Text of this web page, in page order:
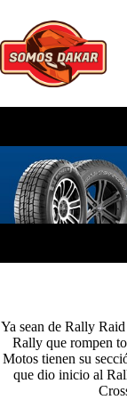
contenido
Ya sean de Rally
Rally que rompen
Motos tienen su
que dio inicio al